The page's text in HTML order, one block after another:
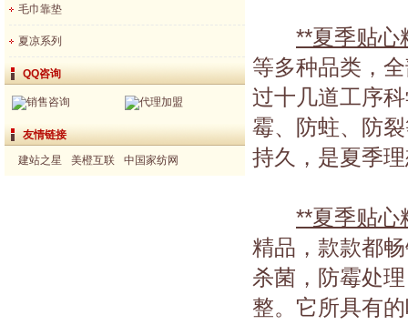
毛巾靠垫
夏凉系列
QQ咨询
销售咨询 代理加盟
友情链接
建站之星
美橙互联 中国家纺网
**夏季贴心
等多种品类，
过十几道工序
霉、防蛀、防
持久，是夏季
**夏季贴心
精品，款款都
杀菌，防霉处
整。它所具有